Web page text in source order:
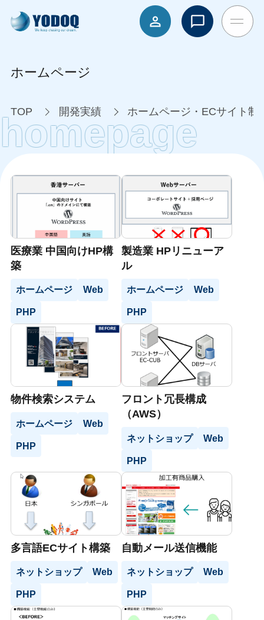
ホームページ
homepage
TOP 開発実績 ホームページ・ECサイト制
医療業 中国向けHP構
築
ホームページ Web
PHP
製造業 HPリニューア
ル
ホームページ Web
PHP
物件検索システム
ホームページ Web
PHP
フロント冗長構成
（AWS）
ネットショップ Web
PHP
多言語ECサイト構築
ネットショップ Web
PHP
自動メール送信機能
ネットショップ Web
PHP